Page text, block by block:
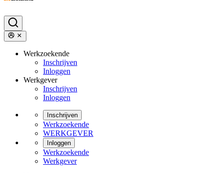
Werkzoekende
Inschrijven
Inloggen
Werkgever
Inschrijven
Inloggen
Inschrijven
Werkzoekende
WERKGEVER
Inloggen
Werkzoekende
Werkgever